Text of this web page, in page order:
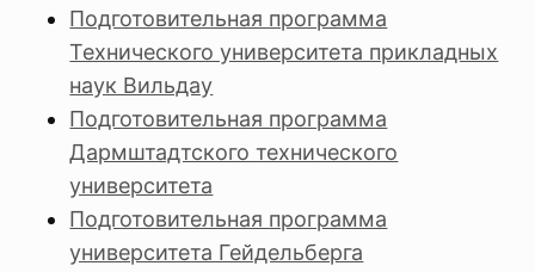
Подготовительная программа
Технического университета прикладных
наук Вильдау
Подготовительная программа
Дармштадтского технического
университета
Подготовительная программа
университета Гейдельберга